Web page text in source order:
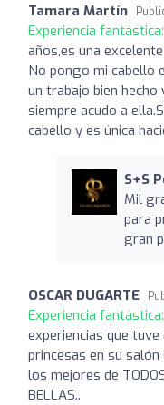
Tamara Martín
Experiencia fantástica:
años,es una
No pongo mi cabello
un trabajo bien
siempre acudo a
cabello y es única
S+S
Mil
para
gran
OSCAR DUGARTE
Experiencia fantástica:
experiencias que
princesas en su
los mejores de
BELLAS..